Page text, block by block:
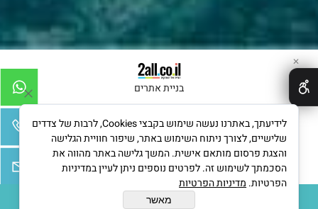
בניית אתרים
✕
לידיעתך, באתרנו נעשה שימוש בקבצי Cookies, לרבות של צדדים
שלישיים, לצורך ניתוח השימוש באתר, שיפור חוויית הגלישה
והצגת פרסום מותאם אישית. המשך גלישה באתר מהווה את
הסכמתך לשימוש זה. לפרטים נוספים ניתן לעיין במדיניות
הפרטיות. מדיניות הפרטיות
מאשר